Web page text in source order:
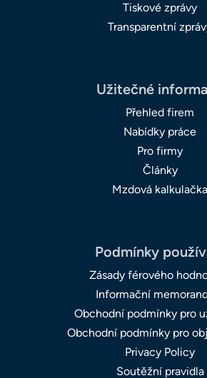
Tiskové zprávy
Transparentní
Užitečné
Přehled firem
Nabídky práce
Pro firmy
Články
Mzdová kalkulačka
Podmínky
Zásady férového
Informační
Obchodní podmínky pro
Obchodní podmínky pro
Privacy Policy
Soutěžní pravidla